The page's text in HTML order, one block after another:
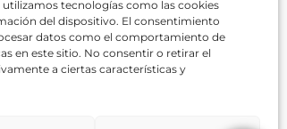
utilizamos tecnologías como las cookies
del dispositivo. El consentimiento
datos como el comportamiento de
en este sitio. No consentir o retirar el
a ciertas características y